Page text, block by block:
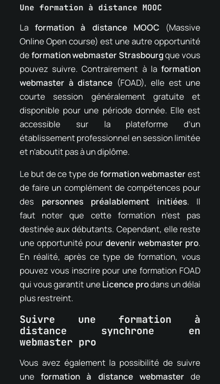
Une formation à distance MOOC
Laformation à distance MOOC(Massive
Online Open course) est une autre opportunité
deformation webmaster Strasbourgque vous
pouvez suivre. Contrairement à la formation
webmaster à distance (FOAD), elle est une
courte session généralement gratuite et
disponible pour une période donnée. Elle est
accessible sur la plateforme d’un
établissement professionnel en session limitée
et n’aboutit pas à un diplôme.
Le but de ce type deformation webmasterest
de faire un complément de compétences pour
des personnes préalablement initiées. Il
faut noter que cette formation n’est pas
destinée aux débutants. Cependant, elle reste
une opportunité pour devenir webmaster pro.
En réalité, après ce type de formation, vous
pouvez vous inscrire pour une formation FOAD
qui vous garantit uneLicence prodans un délai
plus restreint.
Suivre une formation à
distance synchrone en
webmaster pro
Vous avez également la possibilité de suivre
uneformation à distance webmasterde